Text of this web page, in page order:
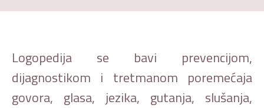
Logopedija se bavi prevencijom,
dijagnostikom i tretmanom poremećaja
govora, glasa, jezika, gutanja, slušanja,